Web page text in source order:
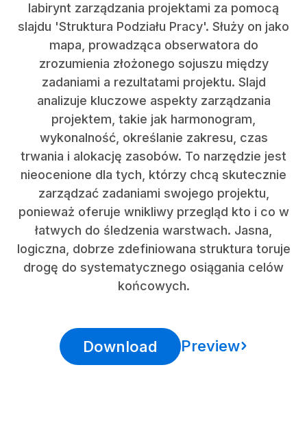
labirynt zarządzania projektami za pomocą
slajdu 'Struktura Podziału Pracy'. Służy on jako
mapa, prowadząca obserwatora do
zrozumienia złożonego sojuszu między
zadaniami a rezultatami projektu. Slajd
analizuje kluczowe aspekty zarządzania
projektem, takie jak harmonogram,
wykonalność, określanie zakresu, czas
trwania i alokację zasobów. To narzędzie jest
nieocenione dla tych, którzy chcą skutecznie
zarządzać zadaniami swojego projektu,
ponieważ oferuje wnikliwy przegląd kto i co w
łatwych do śledzenia warstwach. Jasna,
logiczna, dobrze zdefiniowana struktura toruje
drogę do systematycznego osiągania celów
końcowych.
Download Preview